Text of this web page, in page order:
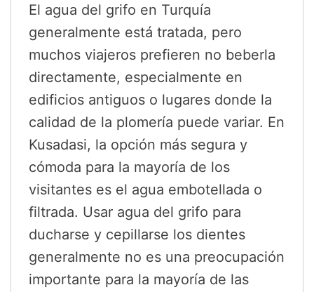
El agua del grifo en Turquía
generalmente está tratada, pero
muchos viajeros prefieren no beberla
directamente, especialmente en
edificios antiguos o lugares donde la
calidad de la plomería puede variar. En
Kusadasi, la opción más segura y
cómoda para la mayoría de los
visitantes es el agua embotellada o
filtrada. Usar agua del grifo para
ducharse y cepillarse los dientes
generalmente no es una preocupación
importante para la mayoría de las